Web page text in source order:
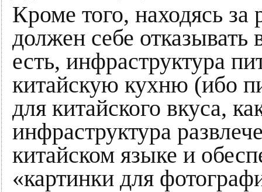
Кроме того, находясь
должен себе
есть, инфраструктура
китайскую кухню (ибо
для китайского вкуса,
инфраструктура
китайском языке и
«картинки для